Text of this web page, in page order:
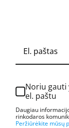
Noriu gauti
el. paštu
Daugiau
rinkodaros
Peržiūrėkite mūsų